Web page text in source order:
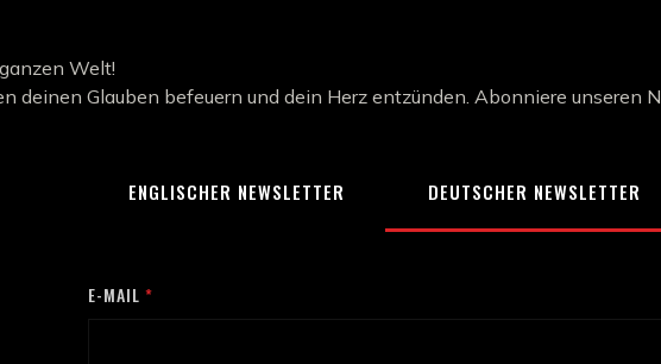
Welt!
deinen Glauben befeuern und dein Herz entzünden. Abonniere
ENGLISCHER NEWSLETTER DEUTSCHER NEWSLETTER
E-MAIL